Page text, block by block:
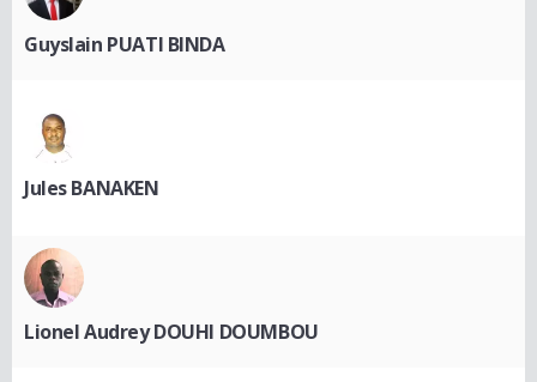
Guyslain PUATI BINDA
Jules BANAKEN
Lionel Audrey DOUHI DOUMBOU